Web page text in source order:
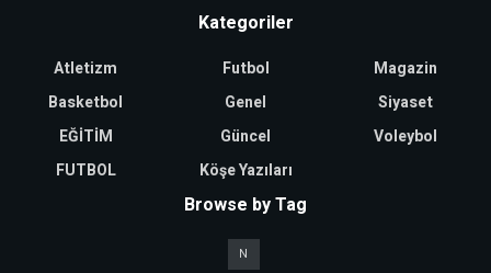
Kategoriler
Atletizm
Basketbol
EĞİTİM
FUTBOL
Futbol
Genel
Güncel
Köşe Yazıları
Magazin
Siyaset
Voleybol
Browse by Tag
N